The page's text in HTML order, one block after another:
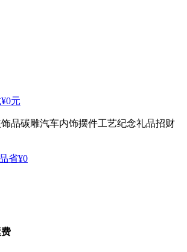
¥0元
品碳雕汽车内饰摆件工艺纪念礼品招财
省¥0